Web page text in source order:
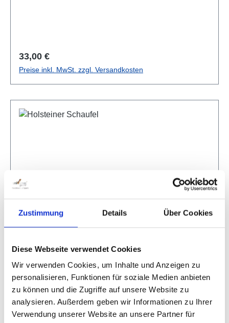
Zustimmung Details Über Cookies
Diese Webseite verwendet Cookies
Wir verwenden Cookies, um Inhalte und Anzeigen zu
personalisieren, Funktionen für soziale Medien anbieten
zu können und die Zugriffe auf unsere Website zu
analysieren. Außerdem geben wir Informationen zu Ihrer
Verwendung unserer Website an unsere Partner für
Regulärer Preis:
33,00 €
Preise inkl. MwSt. zzgl. Versandkosten
Art. Nr. 40098